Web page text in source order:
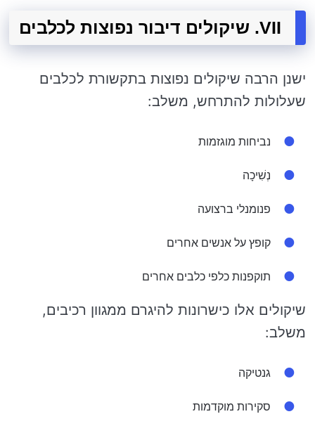
VII. שיקולים דיבור נפוצות לכלבים
ישנן הרבה שיקולים נפוצות בתקשורת לכלבים
שעלולות להתרחש, משלב:
נביחות מוגזמות
נְשִׁיכָה
פנומנלי ברצועה
קופץ על אנשים אחרים
תוקפנות כלפי כלבים אחרים
שיקולים אלו כישרונות להיגרם ממגוון רכיבים,
משלב:
גנטיקה
סקירות מוקדמות